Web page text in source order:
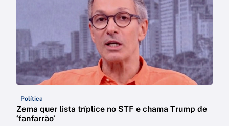
Política
Zema quer lista tríplice no STF e chama Trump de
‘fanfarrão’